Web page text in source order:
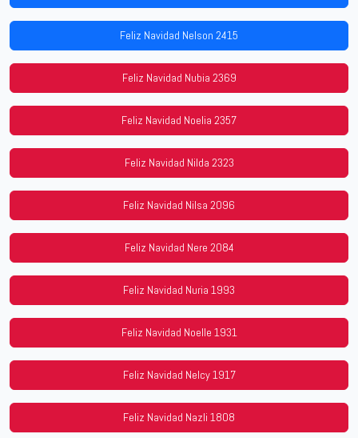
Feliz Navidad Nelson 2415
Feliz Navidad Nubia 2369
Feliz Navidad Noelia 2357
Feliz Navidad Nilda 2323
Feliz Navidad Nilsa 2096
Feliz Navidad Nere 2084
Feliz Navidad Nuria 1993
Feliz Navidad Noelle 1931
Feliz Navidad Nelcy 1917
Feliz Navidad Nazli 1808